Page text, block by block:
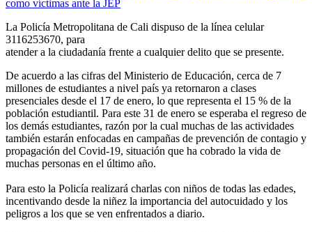
como víctimas ante la JEP
La Policía Metropolitana de Cali dispuso de la línea celular
3116253670, para
atender a la ciudadanía frente a cualquier delito que se presente.
De acuerdo a las cifras del Ministerio de Educación, cerca de 7
millones de estudiantes a nivel país ya retornaron a clases
presenciales desde el 17 de enero, lo que representa el 15 % de la
población estudiantil. Para este 31 de enero se esperaba el regreso de
los demás estudiantes, razón por la cual muchas de las actividades
también estarán enfocadas en campañas de prevención de contagio y
propagación del Covid-19, situación que ha cobrado la vida de
muchas personas en el último año.
Para esto la Policía realizará charlas con niños de todas las edades,
incentivando desde la niñez la importancia del autocuidado y los
peligros a los que se ven enfrentados a diario.